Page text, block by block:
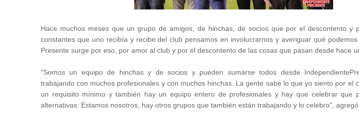
Hace muchos meses que un grupo de amigos, de hinchas, de socios que por el descontento y
constantes que uno recibía y recibe del club pensamos en involucrarnos y averiguar qué
Presente surge por eso, por amor al club y por el descontento de las cosas que pasan desde hace
"Somos un equipo de hinchas y de socios y pueden sumarse todos desde
trabajando con muchos profesionales y con muchos hinchas. La gente sabe lo que yo siento por el
un requisito mínimo y también hay un equipo entero de profesionales y hay que celebrar que
alternativas. Estamos nosotros, hay otros grupos que también están trabajando y lo celebro",